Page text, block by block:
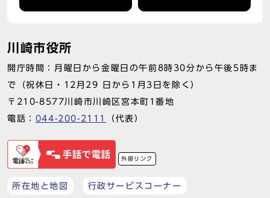
川崎市役所
開庁時間：月曜日から金曜日の午前8時30分から午後5時ま
で（祝休日・12月29 日から1月3日を除く）
〒210-8577川崎市川崎区宮本町1番地
電話： 044-200-2111 （代表）
外部リンク
所在地と地図 行政サービスコーナー